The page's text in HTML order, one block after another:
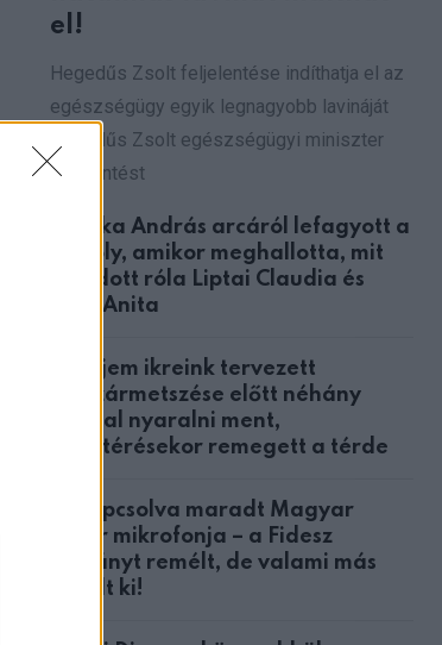
el!
Hegedűs Zsolt feljelentése indíthatja el az
egészségügy egyik legnagyobb lavináját
Hegedűs Zsolt egészségügyi miniszter
feljelentést
Csonka András arcáról lefagyott a
mosoly, amikor meghallotta, mit
mondott róla Liptai Claudia és
Ábel Anita
A férjem ikreink tervezett
császármetszése előtt néhány
nappal nyaralni ment,
hazatérésekor remegett a térde
Bekapcsolva maradt Magyar
Péter mikrofonja – a Fidesz
botrányt remélt, de valami más
derült ki!